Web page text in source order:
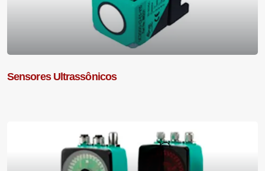
Sensores Ultrassônicos